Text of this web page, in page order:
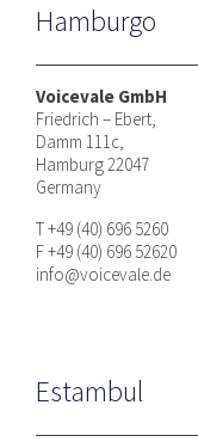
Hamburgo
Voicevale GmbH
Friedrich – Ebert,
Damm 111c,
Hamburg 22047
Germany
T +49 (40) 696 5260
F +49 (40) 696 52620
info@voicevale.de
Estambul